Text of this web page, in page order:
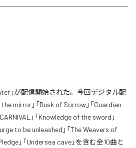
」が配信開始された。今回デジタル配
mirror」「Dusk of Sorrow」「Guardian
」「Knowledge of the sword」
urge to be unleashed」「The Weavers of
」「Undersea cave」を含む全10曲と